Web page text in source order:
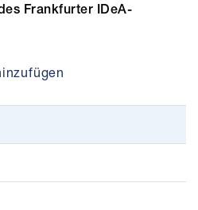
Frankfurter IDeA-